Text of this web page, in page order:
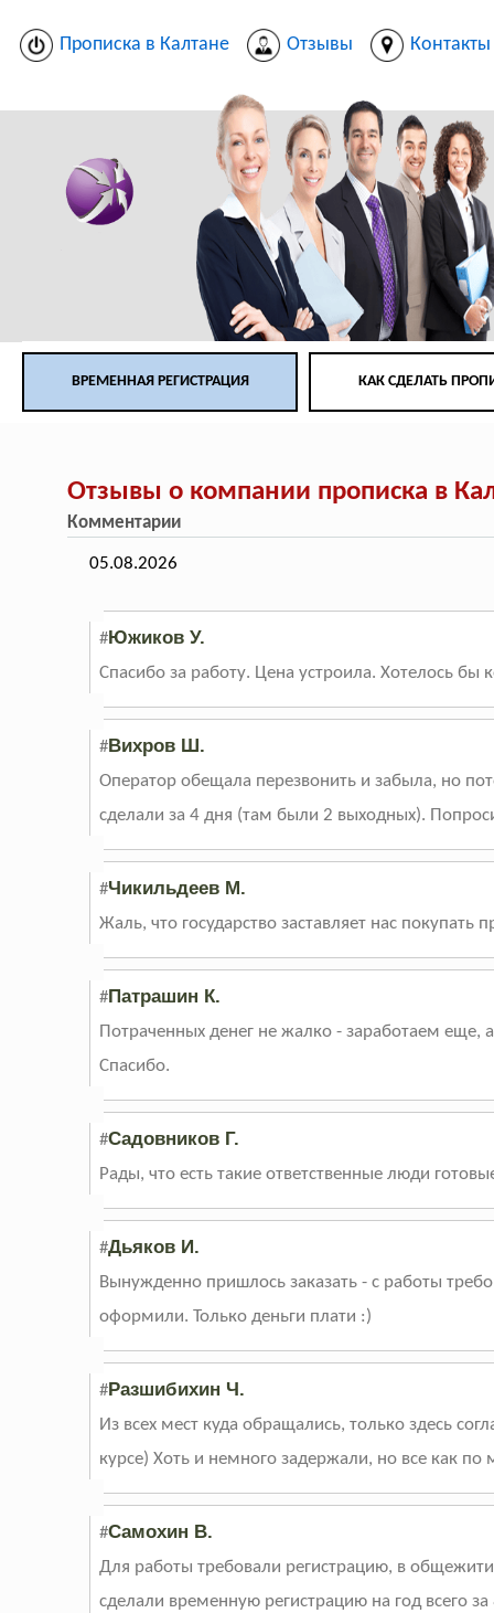
Прописка в Калтане Отзывы Контакты
ВРЕМЕННАЯ РЕГИСТРАЦИЯ КАК СДЕЛАТЬ
Отзывы о компании прописка в
Комментарии
05.08.2026
#Южиков У.
Спасибо за работу. Цена устроила. Хотелось
#Вихров Ш.
Оператор обещала перезвонить и забыла, но
сделали за 4 дня (там были 2 выходных).
#Чикильдеев М.
Жаль, что государство заставляет нас
#Патрашин К.
Потраченных денег не жалко - заработаем еще,
Спасибо.
#Садовников Г.
Рады, что есть такие ответственные люди
#Дьяков И.
Вынужденно пришлось заказать - с работы
оформили. Только деньги плати :)
#Разшибихин Ч.
Из всех мест куда обращались, только здесь
курсе) Хоть и немного задержали, но все как по
#Самохин В.
Для работы требовали регистрацию, в
сделали временную регистрацию на год всего